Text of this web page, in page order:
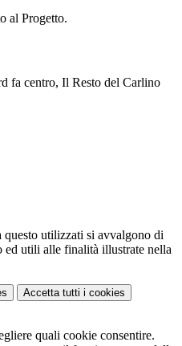
al Progetto.
fa centro, Il Resto del Carlino
utilizzati si avvalgono di
ed utili alle finalità illustrate nella
Accetta tutti i cookies
quali cookie consentire.